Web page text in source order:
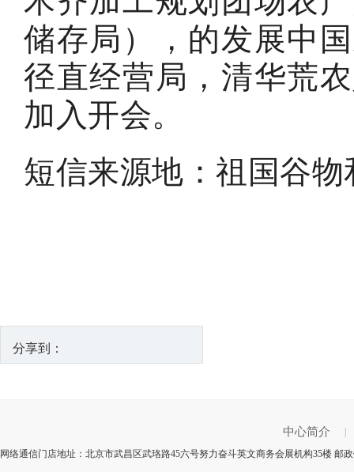
储存局），的发展中
径直经营局，清华荒
加入开会。
短信来源地：祖国谷
分享到：
中心简介
网络通信门店地址：北京市武昌区武珞路45六号努力奋斗英文商务会展机构35楼 邮